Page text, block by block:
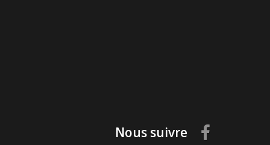
Nous suivre